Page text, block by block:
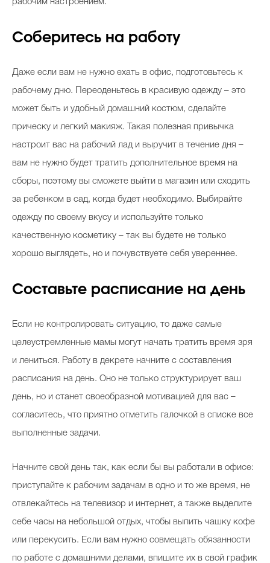
Соберитесь на работу
Даже если вам не нужно ехать в офис, подготовьтесь к
рабочему дню. Переоденьтесь в красивую одежду – это
может быть и удобный домашний костюм, сделайте
прическу и легкий макияж. Такая полезная привычка
настроит вас на рабочий лад и выручит в течение дня –
вам не нужно будет тратить дополнительное время на
сборы, поэтому вы сможете выйти в магазин или сходить
за ребенком в сад, когда будет необходимо. Выбирайте
одежду по своему вкусу и используйте только
качественную косметику – так вы будете не только
хорошо выглядеть, но и почувствуете себя увереннее.
Составьте расписание на день
Если не контролировать ситуацию, то даже самые
целеустремленные мамы могут начать тратить время зря
и лениться. Работу в декрете начните с составления
расписания на день. Оно не только структурирует ваш
день, но и станет своеобразной мотивацией для вас –
согласитесь, что приятно отметить галочкой в списке все
выполненные задачи.
Начните свой день так, как если бы вы работали в офисе:
приступайте к рабочим задачам в одно и то же время, не
отвлекайтесь на телевизор и интернет, а также выделите
себе часы на небольшой отдых, чтобы выпить чашку кофе
или перекусить. Если вам нужно совмещать обязанности
по работе с домашними делами, впишите их в свой график